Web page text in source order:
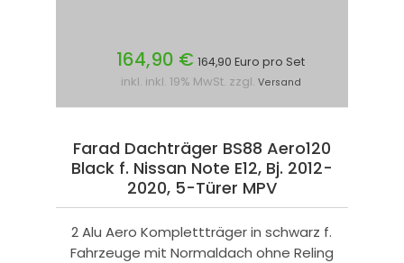
164,90 € 164,90 Euro pro Set
inkl. inkl. 19% MwSt. zzgl. Versand
Farad Dachträger BS88 Aero120
Black f. Nissan Note E12, Bj. 2012-
2020, 5-Türer MPV
2 Alu Aero Komplettträger in schwarz f.
Fahrzeuge mit Normaldach ohne Reling